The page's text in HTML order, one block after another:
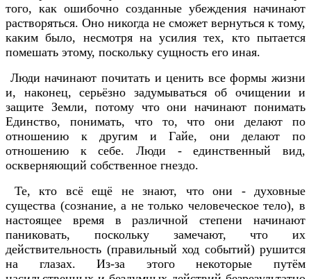
того, как ошибочно созданные убеждения начинают
растворяться. Оно никогда не сможет вернуться к тому,
каким было, несмотря на усилия тех, кто пытается
помешать этому, поскольку сущность его иная.
Люди начинают почитать и ценить все формы жизни
и, наконец, серьёзно задумываться об очищении и
защите Земли, потому что они начинают понимать
Единство, понимать, что то, что они делают по
отношению к другим и Гайе, они делают по
отношению к себе. Люди - единственный вид,
оскверняющий собственное гнездо.
Те, кто всё ещё не знают, что они - духовные
существа (сознание, а не только человеческое тело), в
настоящее время в различной степени начинают
паниковать, поскольку замечают, что их
действительность (правильный ход событий) рушится
на глазах. Из-за этого некоторые путём